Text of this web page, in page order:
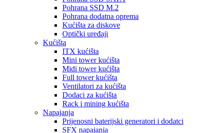
Pohrana SSD M.2
Pohrana dodatna oprema
Kućišta za diskove
Optički uređaji
Kućišta
ITX kućišta
Mini tower kućišta
Midi tower kućišta
Full tower kućišta
Ventilatori za kućišta
Dodaci za kućišta
Rack i mining kućišta
Napajanja
Prijenosni baterijski generatori i dodatci
SFX napajanja